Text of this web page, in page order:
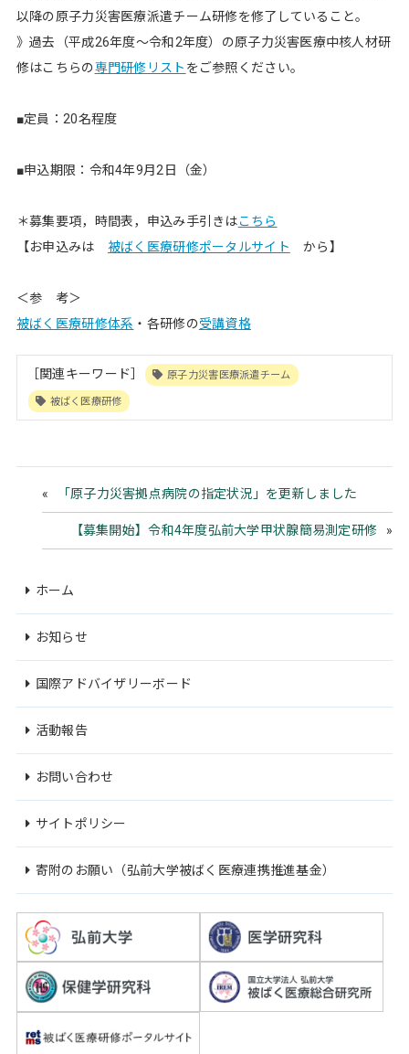
以降の原子力災害医療派遣チーム研修を修了していること。
》過去（平成26年度～令和2年度）の原子力災害医療中核人材研
修はこちらの専門研修リスト をご参照ください。
■定員：20名程度
■申込期限：令和4年9月2日（金）
＊募集要項，時間表，申込み手引きはこちら
【お申込みは 被ばく医療研修ポータルサイト から】
＜参 考＞
被ばく医療研修体系 ・各研修の受講資格
［関連キーワード］ 原子力災害医療派遣チーム
被ばく医療研修
「原子力災害拠点病院の指定状況」を更新しました
【募集開始】令和4年度弘前大学甲状腺簡易測定研修
ホーム
お知らせ
国際アドバイザリーボード
活動報告
お問い合わせ
サイトポリシー
寄附のお願い（弘前大学被ばく医療連携推進基金）